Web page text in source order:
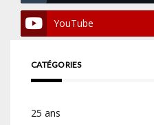
YouTube
CATÉGORIES
25 ans